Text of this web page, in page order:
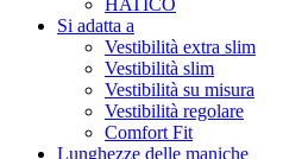
HATICO
Si adatta a
Vestibilità extra slim
Vestibilità slim
Vestibilità su misura
Vestibilità regolare
Comfort Fit
Lunghezze delle maniche